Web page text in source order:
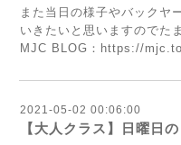
また当日の様子やバックヤ
いきたいと思いますのでた
MJC BLOG：https://
2021-05-02 00:06:00
【大人クラス】日曜日